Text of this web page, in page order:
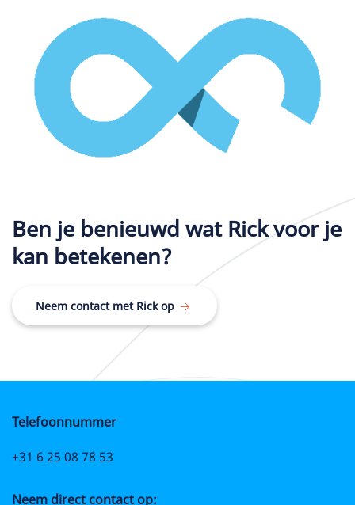
Ben je benieuwd wat Rick voor je
kan betekenen?
Neem contact met Rick op
Telefoonnummer
+31 6 25 08 78 53
Neem direct contact op: